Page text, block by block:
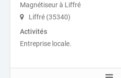
Magnétiseur à Liffré
Liffré (35340)
Activités
Entreprise locale.